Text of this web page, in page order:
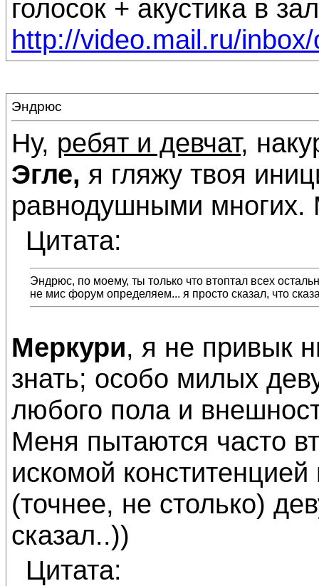
голосок + акустика в
http://video.mail.ru/
Эндрюс
Ну, ребят и девчат,
Эгле, я гляжу твоя
равнодушными
Цитата:
Эндрюс, по моему, ты только что втоптал всех
не мис форум определяем... я просто сказал, что
Меркури, я не привык
знать; особо милых
любого пола и
Меня пытаются часто
искомой
(точнее, не столько)
сказал..))
Цитата: